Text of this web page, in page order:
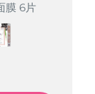
膜 6片
膜 6片
膜 6片
膜 6片
膜 6片